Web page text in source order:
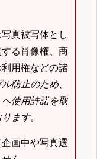
真被写体とし
る肖像権、商
用権などの諸
ル防止のため、
使用許諾を取
ます。
画中や写真選